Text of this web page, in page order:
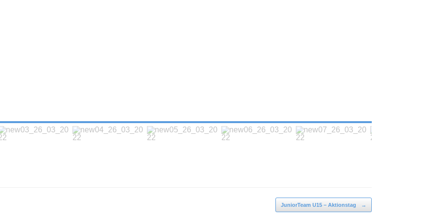
JuniorTeam U15 – Aktionstag →